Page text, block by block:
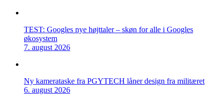
TEST: Googles nye højttaler – skøn for alle i Googles
økosystem
7. august 2026
Ny kamerataske fra PGYTECH låner design fra militæret
6. august 2026